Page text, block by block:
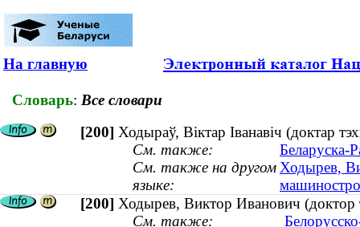
На главную
Словарь: Все словари
[200] Ходыраў, Віктар Іванавіч (доктар
См. также:
Беларуска-
См. также на другом
языке:
Ходырев,
[200] Ходырев, Виктор Иванович
См. также: